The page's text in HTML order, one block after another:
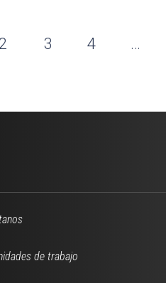
3 4 …
de trabajo